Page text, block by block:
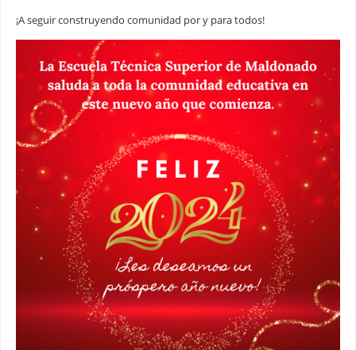
¡A seguir construyendo comunidad por y para todos!